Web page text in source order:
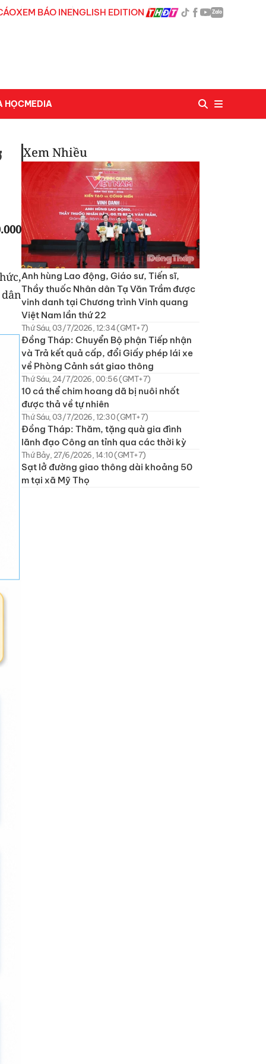
XEM BÁO INENGLISH EDITION Zalo
HỌCMEDIA
Xem Nhiều
Anh hùng Lao động, Giáo sư, Tiến sĩ,
Thầy thuốc Nhân dân Tạ Văn Trầm được
vinh danh tại Chương trình Vinh quang
Việt Nam lần thứ 22
Thứ Sáu, 03/7/2026, 12:34 (GMT+7)
Đồng Tháp: Chuyển Bộ phận Tiếp nhận
và Trả kết quả cấp, đổi Giấy phép lái xe
về Phòng Cảnh sát giao thông
Thứ Sáu, 24/7/2026, 00:56 (GMT+7)
10 cá thể chim hoang dã bị nuôi nhốt
được thả về tự nhiên
Thứ Sáu, 03/7/2026, 12:30 (GMT+7)
Đồng Tháp: Thăm, tặng quà gia đình
lãnh đạo Công an tỉnh qua các thời kỳ
Thứ Bảy, 27/6/2026, 14:10 (GMT+7)
Sạt lở đường giao thông dài khoảng 50
m tại xã Mỹ Thọ